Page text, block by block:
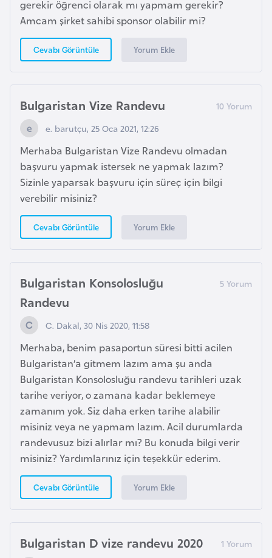
gerekir öğrenci olarak mı yapmam gerekir?
Amcam şirket sahibi sponsor olabilir mi?
Cevabı Görüntüle Yorum Ekle
Bulgaristan Vize Randevu
e. barutçu, 25 Oca 2021, 12:26
Merhaba Bulgaristan Vize Randevu olmadan
başvuru yapmak istersek ne yapmak lazım?
Sizinle yaparsak başvuru için süreç için bilgi
verebilir misiniz?
Cevabı Görüntüle Yorum Ekle
Bulgaristan Konsolosluğu
Randevu
C. Dakal, 30 Nis 2020, 11:58
Merhaba, benim pasaportun süresi bitti acilen
Bulgaristan’a gitmem lazım ama şu anda
Bulgaristan Konsolosluğu randevu tarihleri uzak
tarihe veriyor, o zamana kadar beklemeye
zamanım yok. Siz daha erken tarihe alabilir
misiniz veya ne yapmam lazım. Acil durumlarda
randevusuz bizi alırlar mı? Bu konuda bilgi verir
misiniz? Yardımlarınız için teşekkür ederim.
Cevabı Görüntüle Yorum Ekle
Bulgaristan D vize randevu 2020
e
ç
İ
s
v
i
ç
r
e
İ
t
a
l
y
a
İ
z
l
a
n
d
a
K
a
m
b
o
ç
y
a